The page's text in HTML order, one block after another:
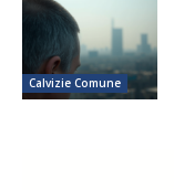
Calvizie Comune